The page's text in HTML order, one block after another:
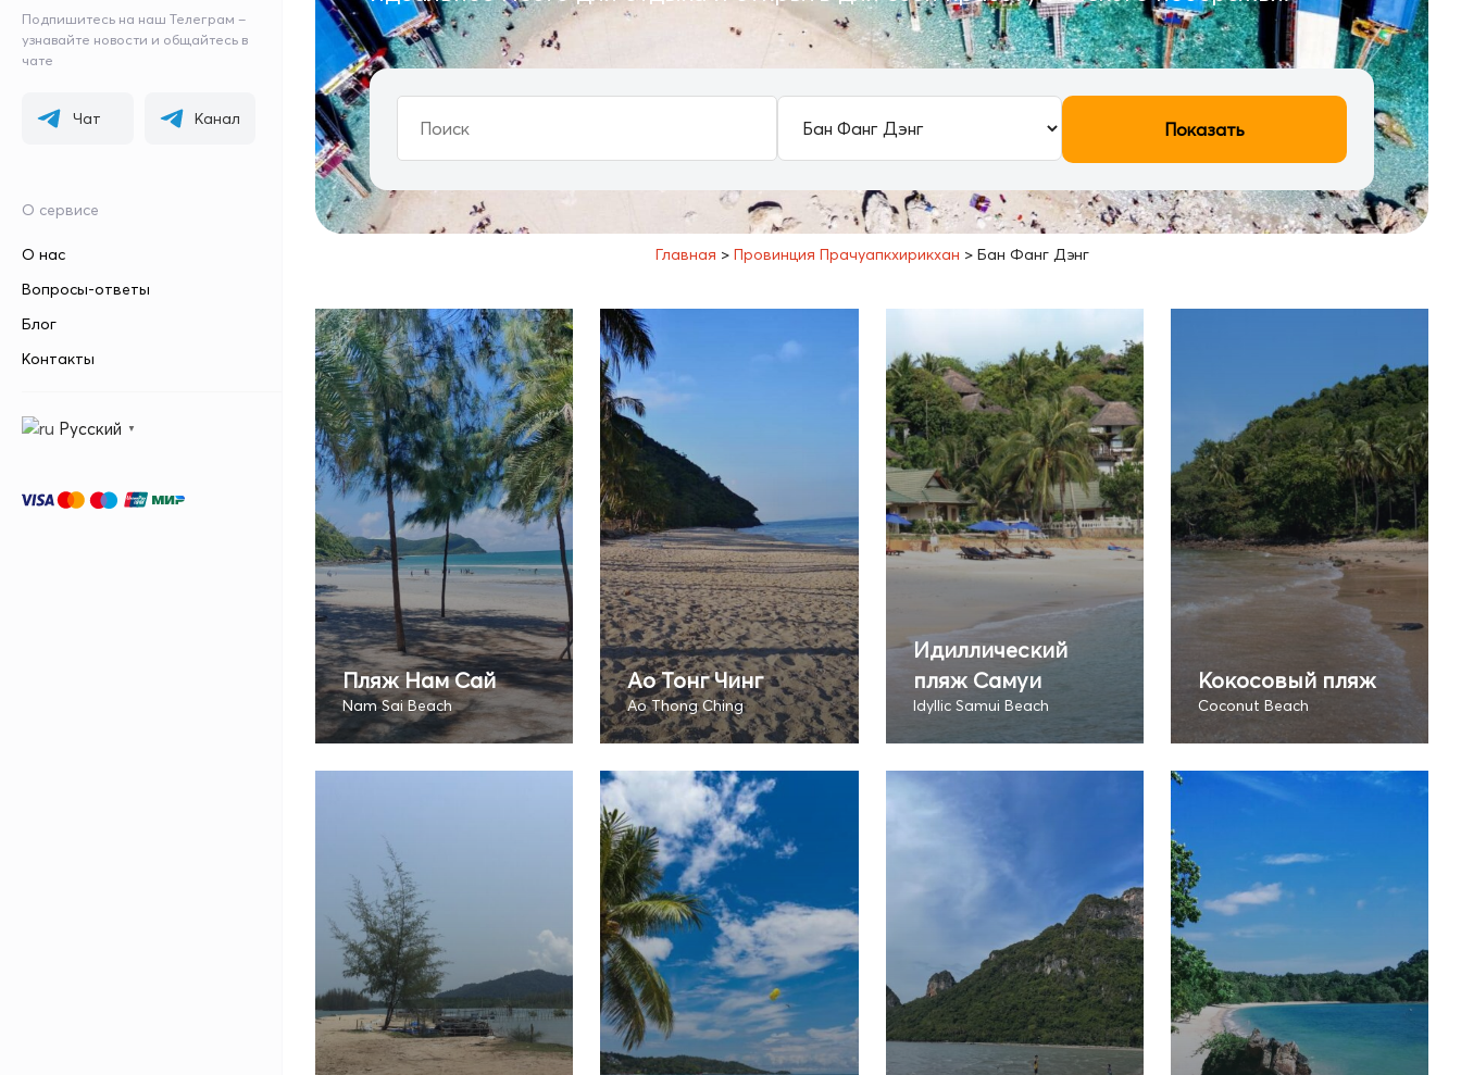
Подпишитесь на наш Телеграм –
узнавайте новости и общайтесь в
чате
Чат Канал
О сервисе
О нас
Вопросы-ответы
Блог
Контакты
Русский ▼
Показать
Главная > Провинция Прачуапкхирикхан > Бан Фанг Дэнг
Пляж Нам Сай
Nam Sai Beach
Ао Тонг Чинг
Ao Thong Ching
Идиллический
пляж Самуи
Idyllic Samui Beach
Кокосовый пляж
Coconut Beach